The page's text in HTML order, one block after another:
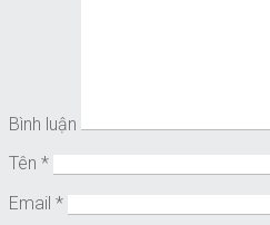
Bình luận
Tên *
Email *